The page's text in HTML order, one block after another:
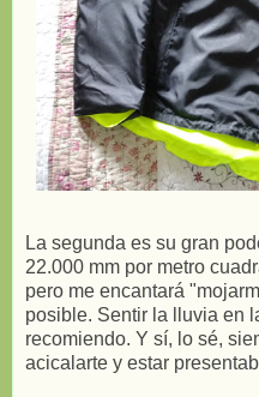
La segunda es su gran
22.000 mm por metro
pero me encantará
posible. Sentir la lluvia en
recomiendo. Y sí, lo sé,
acicalarte y estar